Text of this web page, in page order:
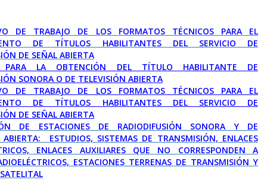
DE TRABAJO DE LOS FORMATOS TÉCNICOS PARA EL
DE TÍTULOS HABILITANTES DEL SERVICIO DE
DE SEÑAL ABIERTA
PARA LA OBTENCIÓN DEL TÍTULO HABILITANTE DE
SONORA O DE TELEVISIÓN ABIERTA
DE TRABAJO DE LOS FORMATOS TÉCNICOS PARA EL
DE TÍTULOS HABILITANTES DEL SERVICIO DE
DE SEÑAL ABIERTA
DE ESTACIONES DE RADIODIFUSIÓN SONORA Y DE
ABIERTA: ESTUDIOS, SISTEMAS DE TRANSMISIÓN, ENLACES
ENLACES AUXILIARES QUE NO CORRESPONDEN A
ESTACIONES TERRENAS DE TRANSMISIÓN Y